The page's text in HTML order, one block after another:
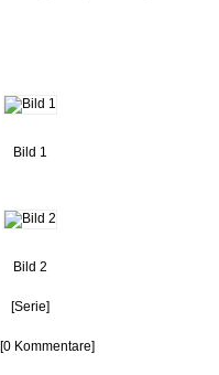
Bild 1
Bild 2
[Serie]
[0 Kommentare]